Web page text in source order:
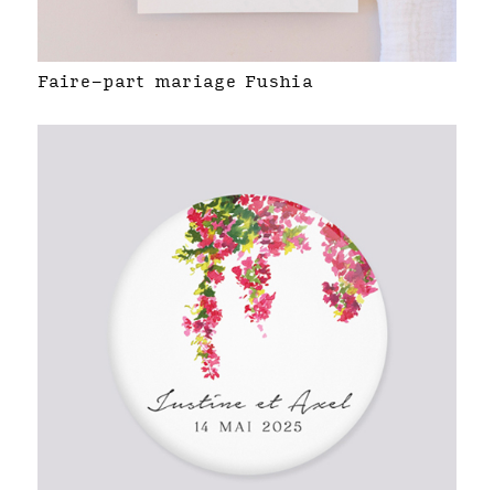
Faire-part mariage Fushia